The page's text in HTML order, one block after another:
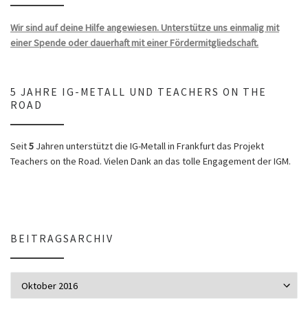
Wir sind auf deine Hilfe angewiesen. Unterstütze uns einmalig mit
einer Spende oder dauerhaft mit einer Fördermitgliedschaft.
5 JAHRE IG-METALL UND TEACHERS ON THE
ROAD
Seit5 Jahren unterstützt die IG-Metall in Frankfurt das Projekt
Teachers on the Road. Vielen Dank an das tolle Engagement der IGM.
BEITRAGSARCHIV